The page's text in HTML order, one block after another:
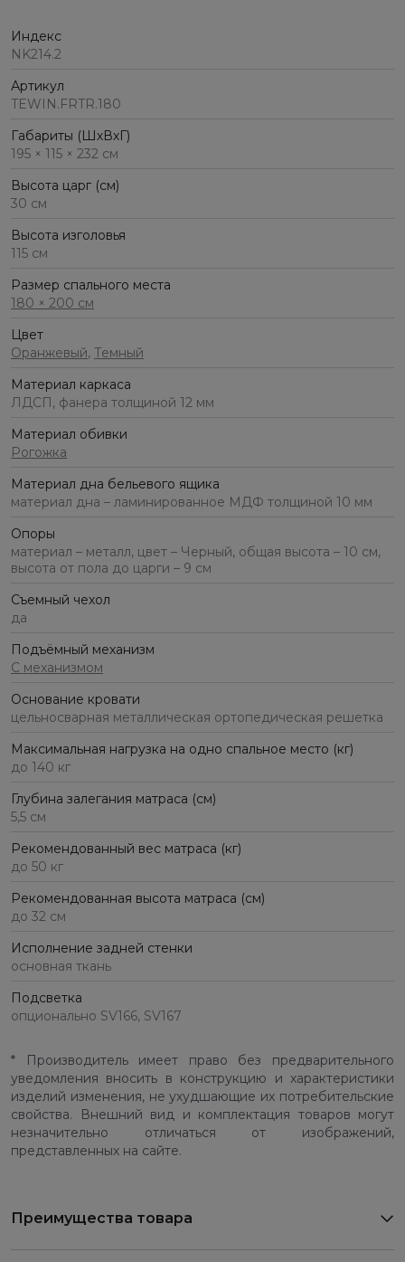
Индекс
NK214.2
Артикул
TEWIN.FRTR.180
Габариты (ШхВхГ)
195 × 115 × 232 см
Высота царг (см)
30 см
Высота изголовья
115 см
Размер спального места
180 × 200 см
Цвет
Оранжевый, Темный
Материал каркаса
ЛДСП, фанера толщиной 12 мм
Материал обивки
Рогожка
Материал дна бельевого ящика
материал дна – ламинированное МДФ толщиной 10 мм
Опоры
материал – металл, цвет – Черный, общая высота – 10 см,
высота от пола до царги – 9 см
Съемный чехол
да
Подъёмный механизм
С механизмом
Основание кровати
цельносварная металлическая ортопедическая решетка
Максимальная нагрузка на одно спальное место (кг)
до 140 кг
Глубина залегания матраса (см)
5,5 см
Рекомендованный вес матраса (кг)
до 50 кг
Рекомендованная высота матраса (см)
до 32 см
Исполнение задней стенки
основная ткань
Подсветка
опционально SV166, SV167
* Производитель имеет право без предварительного
уведомления вносить в конструкцию и характеристики
изделий изменения, не ухудшающие их потребительские
свойства. Внешний вид и комплектация товаров могут
незначительно отличаться от изображений,
представленных на сайте.
Преимущества товара